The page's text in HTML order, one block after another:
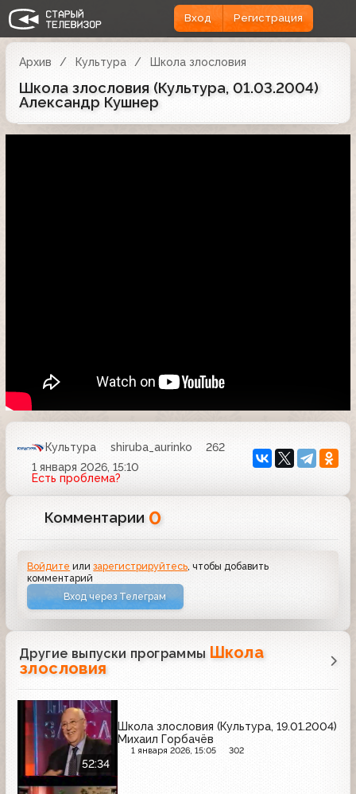
Вход Регистрация
Архив Культура Школа злословия
Школа злословия (Культура, 01.03.2004)
Александр Кушнер
Культура shiruba_aurinko
262
1 января 2026, 15:10
Есть проблема?
Комментарии 0
Войдите илизарегистрируйтесь , чтобы добавить
комментарий
Вход через Телеграм
Другие выпуски программы Школа
злословия
52:34
Школа злословия (Культура, 19.01.2004)
Михаил Горбачёв
1 января 2026, 15:05 302